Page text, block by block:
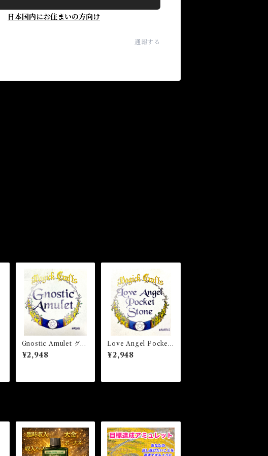
日本国内にお住まいの方向け
通報する
Gnostic Amulet グノ
スティックアミュレッ
ト 白魔術アミュレッ
¥2,948
Love Angel Pocket
Stone ラブエンジェル
ポケットストーン 白
¥2,948